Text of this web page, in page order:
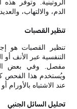
الروتينية. وتوفر
الدم، والالتهاب،
تنظير القصبات
تنظير القصبات هو
التنفسية عبر الأنف
مفصل. وفي بعض
ويُستخدم هذا الفحص
عند الاشتباه بالأورام
تحليل السائل الجنبي